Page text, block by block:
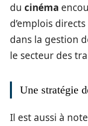
du cinéma
d’emplois
dans la gestion
le secteur des
Une stratégie
Il est aussi à